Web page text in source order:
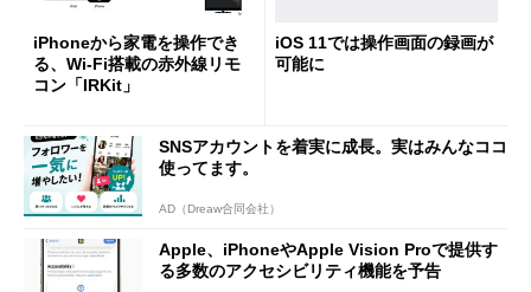
iPhoneから家電を操作でき
る、Wi-Fi搭載の赤外線リモ
コン「IRKit」
iOS 11では操作画面の録画が
可能に
SNSアカウントを着実に成長。実はみんなココ
使ってます。
AD（Dreaw合同会社）
Apple、iPhoneやApple Vision Proで提供す
る多数のアクセシビリティ機能を予告